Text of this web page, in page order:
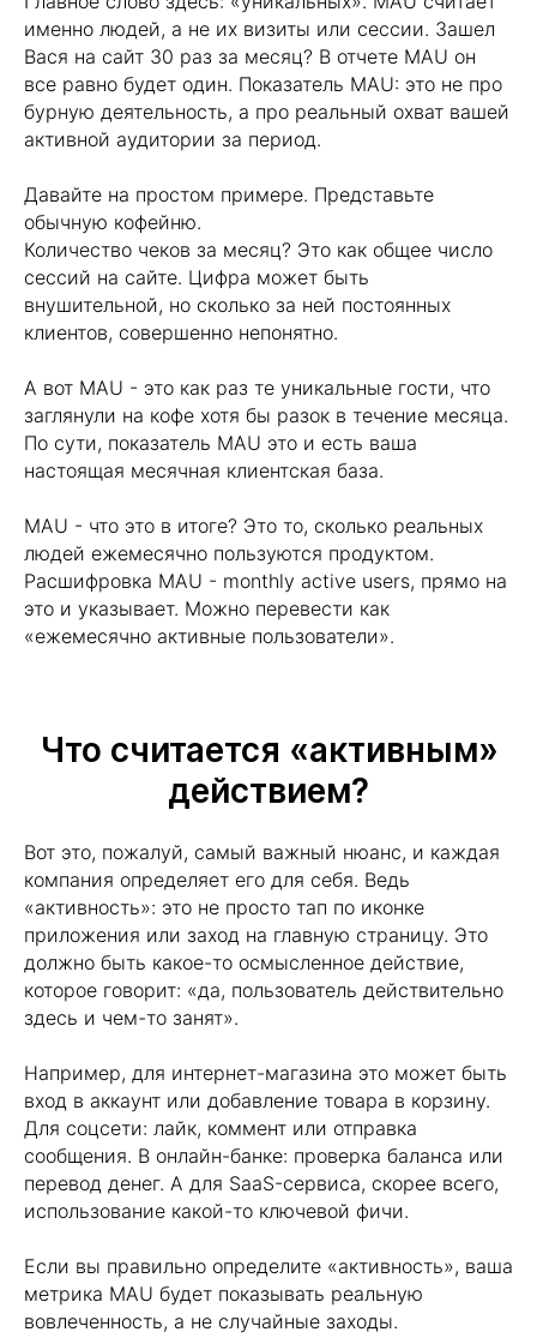
именно людей, а не их визиты или сессии. Зашел
Вася на сайт 30 раз за месяц? В отчете MAU он
все равно будет один. Показатель MAU: это не про
бурную деятельность, а про реальный охват вашей
активной аудитории за период.
Давайте на простом примере. Представьте
обычную кофейню.
Количество чеков за месяц? Это как общее число
сессий на сайте. Цифра может быть
внушительной, но сколько за ней постоянных
клиентов, совершенно непонятно.
А вот MAU - это как раз те уникальные гости, что
заглянули на кофе хотя бы разок в течение месяца.
По сути, показатель MAU это и есть ваша
настоящая месячная клиентская база.
MAU - что это в итоге? Это то, сколько реальных
людей ежемесячно пользуются продуктом.
Расшифровка MAU - monthly active users, прямо на
это и указывает. Можно перевести как
«ежемесячно активные пользователи».
Что считается «активным»
действием?
Вот это, пожалуй, самый важный нюанс, и каждая
компания определяет его для себя. Ведь
«активность»: это не просто тап по иконке
приложения или заход на главную страницу. Это
должно быть какое-то осмысленное действие,
которое говорит: «да, пользователь действительно
здесь и чем-то занят».
Например, для интернет-магазина это может быть
вход в аккаунт или добавление товара в корзину.
Для соцсети: лайк, коммент или отправка
сообщения. В онлайн-банке: проверка баланса или
перевод денег. А для SaaS-сервиса, скорее всего,
использование какой-то ключевой фичи.
Если вы правильно определите «активность», ваша
метрика MAU будет показывать реальную
вовлеченность, а не случайные заходы.